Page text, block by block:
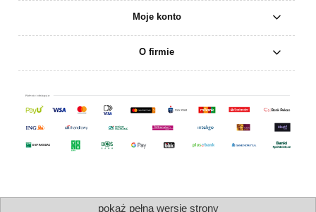
Moje konto
O firmie
pokaż pełną wersję strony